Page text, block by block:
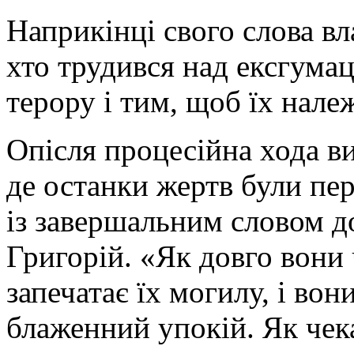
Наприкінці свого слова
хто трудився над
терору і тим, щоб їх
Опісля процесійна хода
де останки жертв були
із завершальним словом
Григорій. «Як довго
запечатає їх могилу, і
блаженний упокій. Як